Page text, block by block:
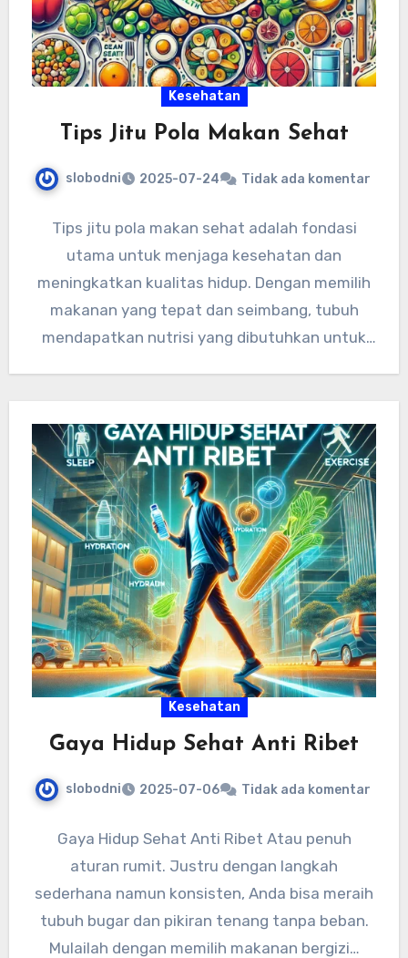
Kesehatan
Tips Jitu Pola Makan Sehat
slobodni 2025-07-24 Tidak ada komentar
Tips jitu pola makan sehat adalah fondasi
utama untuk menjaga kesehatan dan
meningkatkan kualitas hidup. Dengan memilih
makanan yang tepat dan seimbang, tubuh
mendapatkan nutrisi yang dibutuhkan untuk
Kesehatan
Gaya Hidup Sehat Anti Ribet
slobodni 2025-07-06 Tidak ada komentar
Gaya Hidup Sehat Anti Ribet Atau penuh
aturan rumit. Justru dengan langkah
sederhana namun konsisten, Anda bisa meraih
tubuh bugar dan pikiran tenang tanpa beban.
Mulailah dengan memilih makanan bergizi…